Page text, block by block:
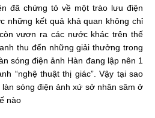
đã chứng tỏ về một trào lưu điện
những kết quả khả quan không chỉ
vươn ra các nước khác trên thế
thu đến những giải thưởng trong
sóng điện ảnh Hàn đang lập nên 1
“nghệ thuật thị giác”. Vậy tại sao
sóng điện ảnh xứ sở nhân sâm ở
nào